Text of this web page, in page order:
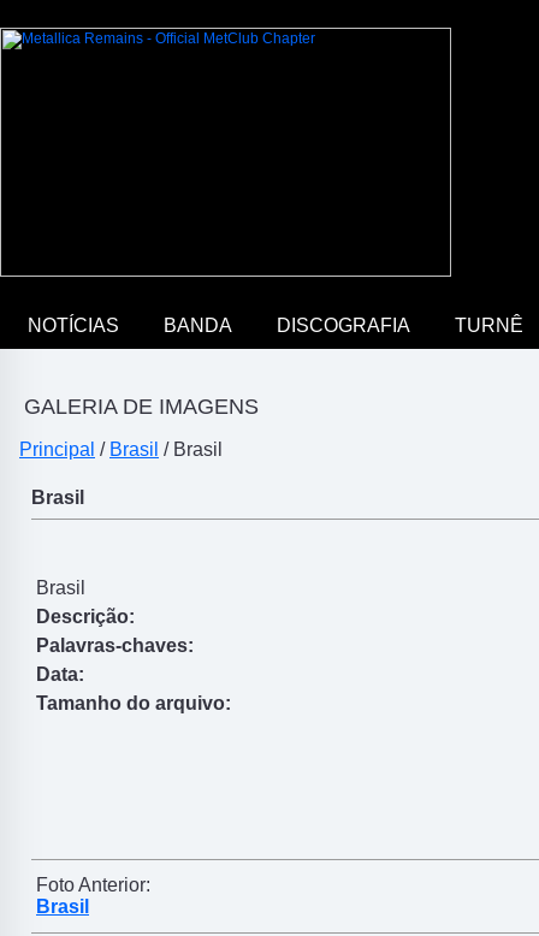
NOTÍCIAS BANDA DISCOGRAFIA TURNÊ
GALERIA DE IMAGENS
Principal / Brasil / Brasil
Brasil
Brasil
Descrição:
Palavras-chaves:
Data:
Tamanho do arquivo:
Foto Anterior:
Brasil